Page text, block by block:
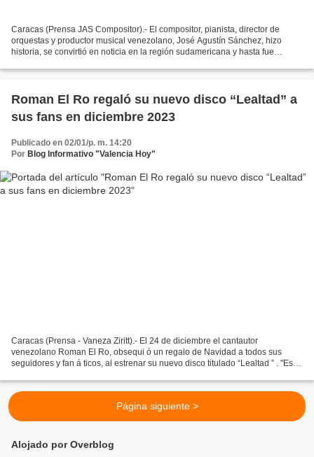
Caracas (Prensa JAS Compositor).- El compositor, pianista, director de
orquestas y productor musical venezolano, José Agustín Sánchez, hizo
historia, se convirtió en noticia en la región sudamericana y hasta fue
Roman El Ro regaló su nuevo disco “Lealtad” a
sus fans en diciembre 2023
Publicado en 02/01/p. m. 14:20
Por Blog Informativo "Valencia Hoy"
Caracas (Prensa - Vaneza Ziritt).- El 24 de diciembre el cantautor
venezolano Roman El Ro, obsequi ó un regalo de Navidad a todos sus
seguidores y fan á ticos, al estrenar su nuevo disco titulado “Lealtad ” . "Este
Página siguiente >
Alojado por Overblog